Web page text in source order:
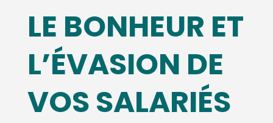
LE BONHEUR ET
L’ÉVASION DE
VOS SALARIÉS